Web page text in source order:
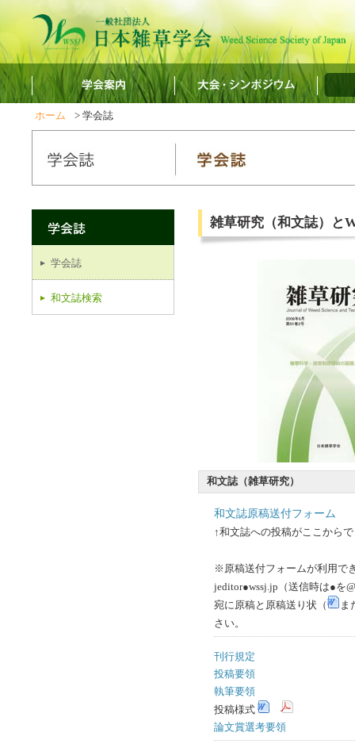
ホーム > 学会誌
雑草研究（和文誌）と
和文誌（雑草研究）
和文誌原稿送付フォーム
↑和文誌への投稿がここから
※原稿送付フォームが利用で
jeditor●wssj.jp（送信時は●を
宛に原稿と原稿送り状（
ま
さい。
刊行規定
投稿要領
執筆要領
投稿様式
論文賞選考要領
学会誌
和文誌検索